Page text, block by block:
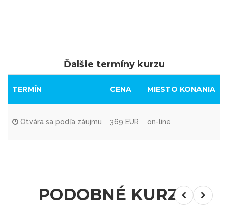
Ďalšie termíny kurzu
TERMÍN CENA MIESTO KONANIA
Otvára sa podľa záujmu 369 EUR on-line
PODOBNÉ KURZY